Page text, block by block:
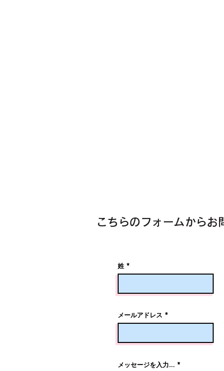
こちらのフォームからお
姓
メールアドレス
メッセージを入力...